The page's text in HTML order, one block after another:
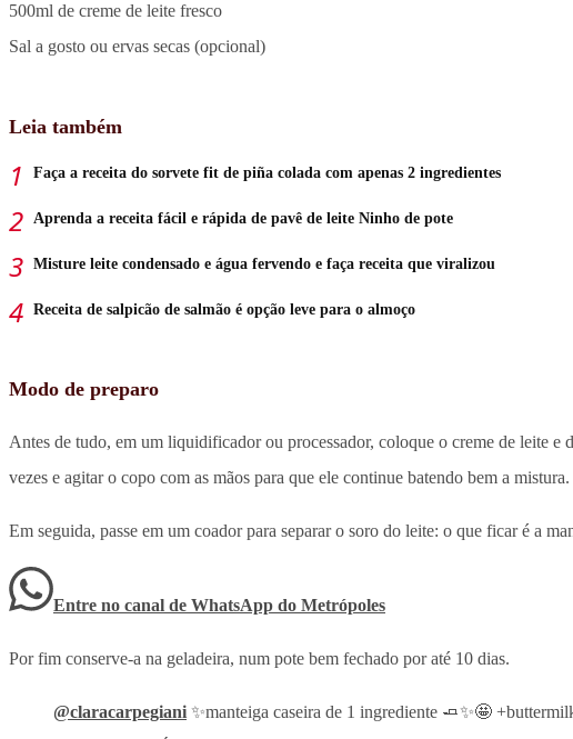
500ml de creme de leite fresco
Sal a gosto ou ervas secas (opcional)
Leia também
Faça a receita do sorvete fit de piña colada com apenas 2 ingredientes
Aprenda a receita fácil e rápida de pavê de leite Ninho de pote
Misture leite condensado e água fervendo e faça receita que viralizou
Receita de salpicão de salmão é opção leve para o almoço
Modo de preparo
Antes de tudo, em um liquidificador ou processador, coloque o creme de leite
vezes e agitar o copo com as mãos para que ele continue batendo bem a mistura.
Em seguida, passe em um coador para separar o soro do leite: o que ficar é a
Entre no canal de WhatsApp do Metrópoles
Por fim conserve-a na geladeira, num pote bem fechado por até 10 dias.
@claracarpegiani ✨manteiga caseira de 1 ingrediente 🧈✨🤩